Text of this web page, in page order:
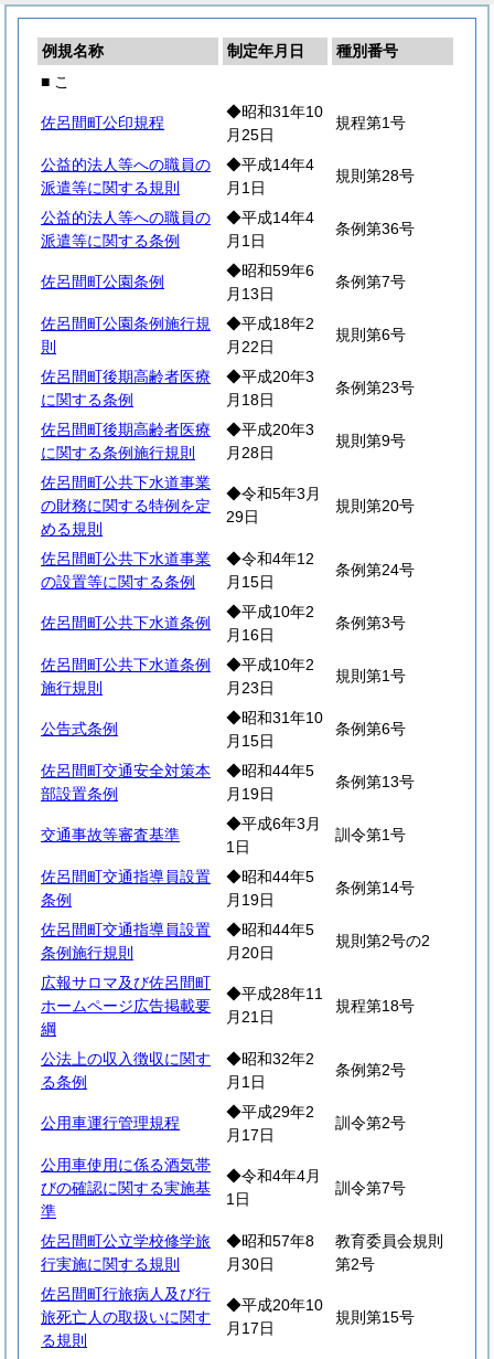
例規名称 制定年月日
種別番号
■ こ
佐呂間町公印規程
◆昭和31年10
月25日
規程第1号
公益的法人等への職員の
派遣等に関する規則
◆平成14年4
月1日
規則第28号
公益的法人等への職員の
派遣等に関する条例
◆平成14年4
月1日
条例第36号
佐呂間町公園条例
◆昭和59年6
月13日
条例第7号
佐呂間町公園条例施行規
則
◆平成18年2
月22日
規則第6号
佐呂間町後期高齢者医療
に関する条例
◆平成20年3
月18日
条例第23号
佐呂間町後期高齢者医療
に関する条例施行規則
◆平成20年3
月28日
規則第9号
佐呂間町公共下水道事業
の財務に関する特例を定
める規則
◆令和5年3月
29日
規則第20号
佐呂間町公共下水道事業
の設置等に関する条例
◆令和4年12
月15日
条例第24号
佐呂間町公共下水道条例
◆平成10年2
月16日
条例第3号
佐呂間町公共下水道条例
施行規則
◆平成10年2
月23日
規則第1号
公告式条例
◆昭和31年10
月15日
条例第6号
佐呂間町交通安全対策本
部設置条例
◆昭和44年5
月19日
条例第13号
交通事故等審査基準
◆平成6年3月
1日
訓令第1号
佐呂間町交通指導員設置
条例
◆昭和44年5
月19日
条例第14号
佐呂間町交通指導員設置
条例施行規則
◆昭和44年5
月20日
規則第2号の2
広報サロマ及び佐呂間町
ホームページ広告掲載要
綱
◆平成28年11
月21日
規程第18号
公法上の収入徴収に関す
る条例
◆昭和32年2
月1日
条例第2号
公用車運行管理規程
◆平成29年2
月17日
訓令第2号
公用車使用に係る酒気帯
びの確認に関する実施基
準
◆令和4年4月
1日
訓令第7号
佐呂間町公立学校修学旅
行実施に関する規則
◆昭和57年8
月30日
教育委員会規則
第2号
佐呂間町行旅病人及び行
旅死亡人の取扱いに関す
る規則
◆平成20年10
月17日
規則第15号